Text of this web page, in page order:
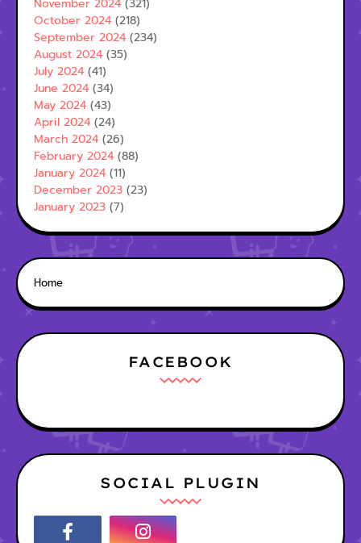
November 2024 (321)
October 2024 (218)
September 2024 (234)
August 2024 (35)
July 2024 (41)
June 2024 (34)
May 2024 (43)
April 2024 (24)
March 2024 (26)
February 2024 (88)
January 2024 (11)
December 2023 (23)
January 2023 (7)
Home
FACEBOOK
SOCIAL PLUGIN